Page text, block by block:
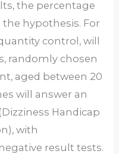
the percentage
hypothesis. For
control, will
randomly chosen
aged between 20
will answer an
Handicap
with
result tests.